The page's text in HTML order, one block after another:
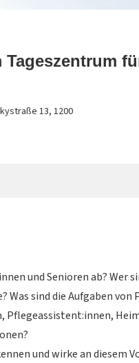
13, 1200
und Senioren ab? Wer
sind die Aufgaben von
und wirke an diesem